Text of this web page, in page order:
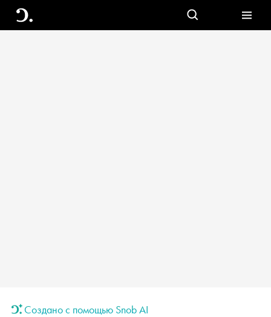
Создано с помощью Snob AI